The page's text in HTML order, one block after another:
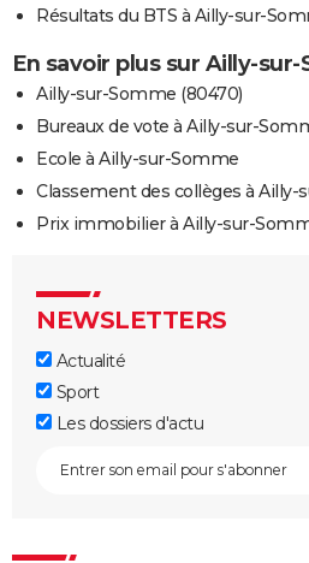
Résultats du BTS à Ailly-sur-
En savoir plus sur Ailly-
Ailly-sur-Somme (80470)
Bureaux de vote à Ailly-sur-
Ecole à Ailly-sur-Somme
Classement des collèges à Ailly-
Prix immobilier à Ailly-sur-
NEWSLETTERS
Actualité
Sport
Les dossiers d'actu